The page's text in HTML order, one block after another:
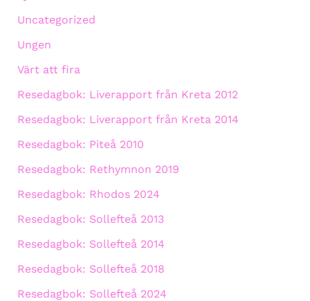
Uncategorized
Ungen
Värt att fira
Resedagbok: Liverapport från Kreta 2012
Resedagbok: Liverapport från Kreta 2014
Resedagbok: Piteå 2010
Resedagbok: Rethymnon 2019
Resedagbok: Rhodos 2024
Resedagbok: Sollefteå 2013
Resedagbok: Sollefteå 2014
Resedagbok: Sollefteå 2018
Resedagbok: Sollefteå 2024